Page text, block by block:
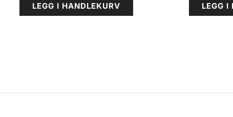
LEGG I HANDLEKURV LEGG I